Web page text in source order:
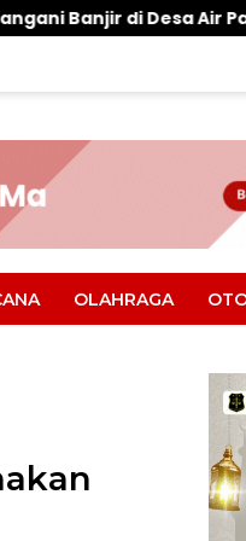
Air Panas
OLAHRAGA